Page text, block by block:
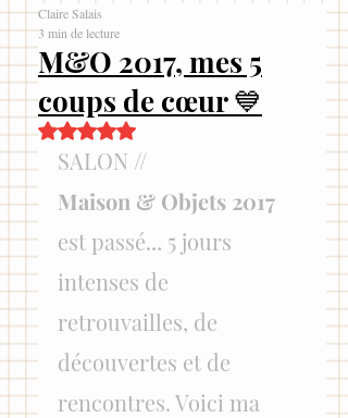
M&O 2017, mes 5
coups de cœur 💙
Claire Salais
3 min de lecture
Noté NaN étoiles sur 5.
SALON //
Maison & Objets 2017
est passé… 5 jours
intenses de
retrouvailles, de
découvertes et de
rencontres. Voici ma